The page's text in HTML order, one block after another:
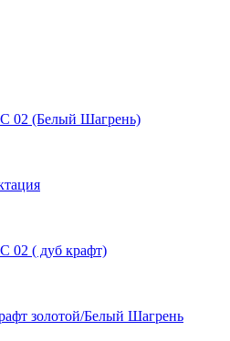
02 (Белый Шагрень)
02 ( дуб крафт)
золотой/Белый Шагрень